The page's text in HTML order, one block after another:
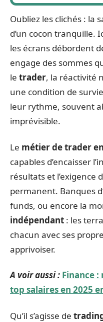
Oubliez les clichés : la
d’un cocon tranquille.
les écrans débordent
engage des sommes
le trader, la réactivité
une condition de
leur rythme, souvent
imprévisible.
Le métier de trader
capables d’encaisser
résultats et l’exigence
permanent. Banques
funds, ou encore la
indépendant : les
chacun avec ses
apprivoiser.
A voir aussi : Finance
top salaires en 2025
Qu’il s’agisse de